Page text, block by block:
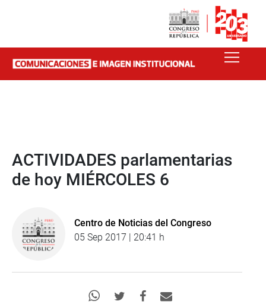
ACTIVIDADES parlamentarias
de hoy MIÉRCOLES 6
Centro de Noticias del Congreso
05 Sep 2017 | 20:41 h